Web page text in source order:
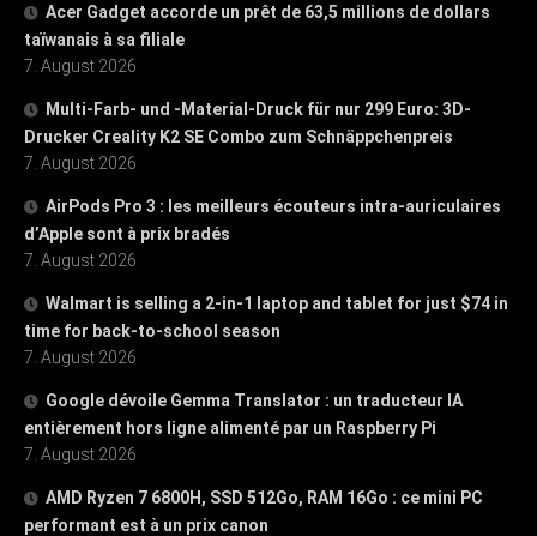
Acer Gadget accorde un prêt de 63,5 millions de dollars
taïwanais à sa filiale
7. August 2026
Multi-Farb- und -Material-Druck für nur 299 Euro: 3D-
Drucker Creality K2 SE Combo zum Schnäppchenpreis
7. August 2026
AirPods Pro 3 : les meilleurs écouteurs intra-auriculaires
d’Apple sont à prix bradés
7. August 2026
Walmart is selling a 2-in-1 laptop and tablet for just $74 in
time for back-to-school season
7. August 2026
Google dévoile Gemma Translator : un traducteur IA
entièrement hors ligne alimenté par un Raspberry Pi
7. August 2026
AMD Ryzen 7 6800H, SSD 512Go, RAM 16Go : ce mini PC
performant est à un prix canon